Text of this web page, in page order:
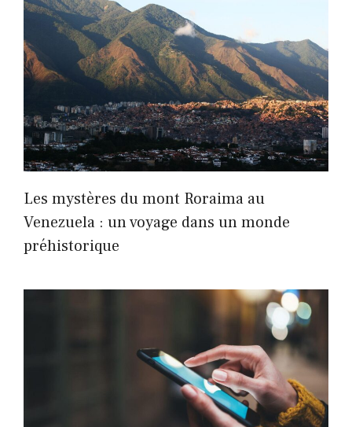
Les mystères du mont Roraima au
Venezuela : un voyage dans un monde
préhistorique